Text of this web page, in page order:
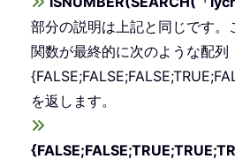
部分の説明は上記と同じです。
関数が最終的に次のような配列
を返します。